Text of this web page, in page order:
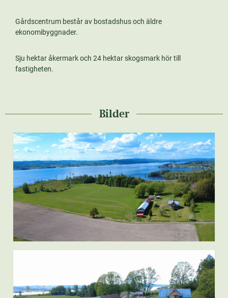
Gårdscentrum består av bostadshus och äldre
ekonomibyggnader.
Sju hektar åkermark och 24 hektar skogsmark hör till
fastigheten.
Bilder